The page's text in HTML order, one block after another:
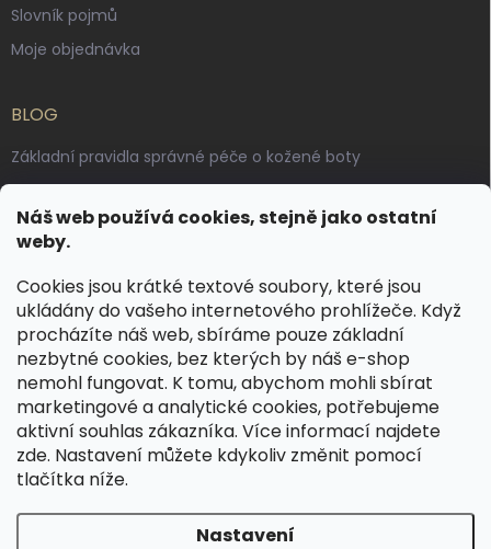
Náš web používá cookies, stejně jako ostatní
weby.
Cookies jsou krátké textové soubory, které jsou
ukládány do vašeho internetového prohlížeče. Když
procházíte náš web, sbíráme pouze základní
nezbytné cookies, bez kterých by náš e-shop
nemohl fungovat. K tomu, abychom mohli sbírat
marketingové a analytické cookies, potřebujeme
aktivní souhlas zákazníka. Více informací najdete
zde. Nastavení můžete kdykoliv změnit pomocí
tlačítka níže.
Nastavení
Slovník pojmů
Moje objednávka
BLOG
Základní pravidla správné péče o kožené boty
Výroba českých kožených opasků: vůně pravé kůže, dotek
řemesla
KONTAKT
dotazy@spongr.cz
+420 776 663 962
https://www.facebook.com/spongr.cz
spongr.cz